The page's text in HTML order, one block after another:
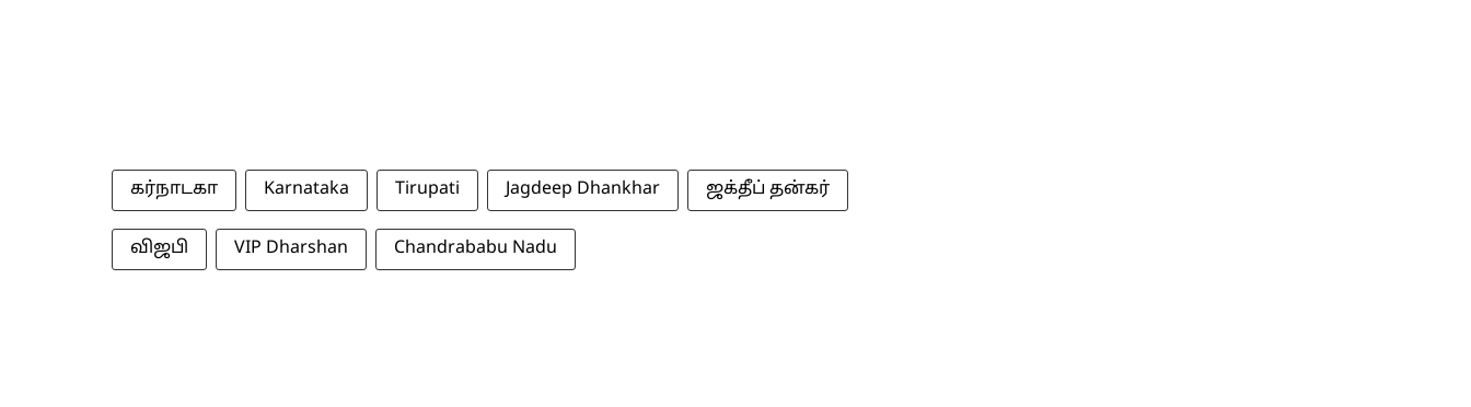
கர்நாடகா Karnataka Tirupati Jagdeep Dhankhar ஜக்தீப் தன்கர்
விஜபி VIP Dharshan Chandrababu Nadu